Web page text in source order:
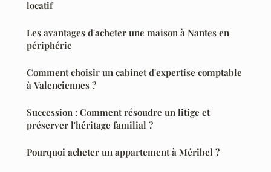
locatif
Les avantages d'acheter une maison à Nantes en
périphérie
Comment choisir un cabinet d'expertise comptable
à Valenciennes ?
Succession : Comment résoudre un litige et
préserver l'héritage familial ?
Pourquoi acheter un appartement à Méribel ?